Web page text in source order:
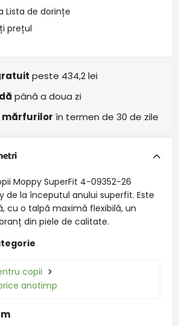
Lista de dorințe
prețul
peste 434,2 lei
până a doua zi
mărfurilor în termen de 30 de zile
Moppy SuperFit 4-09352-26
de la începutul anului superfit. Este
cu o talpă maximă flexibilă, un
din piele de calitate.
copii
anotimp